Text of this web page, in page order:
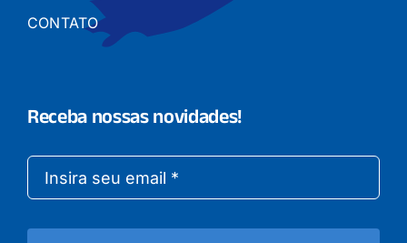
CONTATO
Receba nossas novidades!